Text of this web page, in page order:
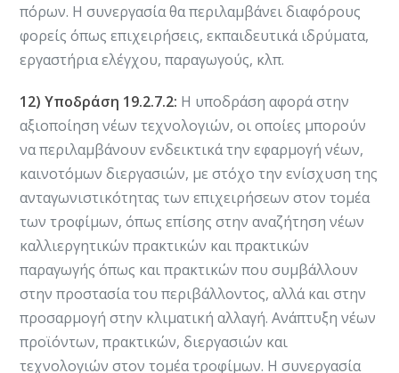
πόρων. Η συνεργασία θα περιλαμβάνει διαφόρους
φορείς όπως επιχειρήσεις, εκπαιδευτικά ιδρύματα,
εργαστήρια ελέγχου, παραγωγούς, κλπ.
12) Υποδράση 19.2.7.2: Η υποδράση αφορά στην
αξιοποίηση νέων τεχνολογιών, οι οποίες μπορούν
να περιλαμβάνουν ενδεικτικά την εφαρμογή νέων,
καινοτόμων διεργασιών, με στόχο την ενίσχυση της
ανταγωνιστικότητας των επιχειρήσεων στον τομέα
των τροφίμων, όπως επίσης στην αναζήτηση νέων
καλλιεργητικών πρακτικών και πρακτικών
παραγωγής όπως και πρακτικών που συμβάλλουν
στην προστασία του περιβάλλοντος, αλλά και στην
προσαρμογή στην κλιματική αλλαγή. Ανάπτυξη νέων
προϊόντων, πρακτικών, διεργασιών και
τεχνολογιών στον τομέα τροφίμων. Η συνεργασία